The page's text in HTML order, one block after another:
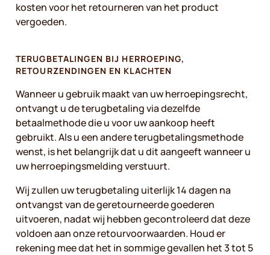
kosten voor het retourneren van het product
vergoeden.
TERUGBETALINGEN BIJ HERROEPING,
RETOURZENDINGEN EN KLACHTEN
Wanneer u gebruik maakt van uw herroepingsrecht,
ontvangt u de terugbetaling via dezelfde
betaalmethode die u voor uw aankoop heeft
gebruikt. Als u een andere terugbetalingsmethode
wenst, is het belangrijk dat u dit aangeeft wanneer u
uw herroepingsmelding verstuurt.
Wij zullen uw terugbetaling uiterlijk 14 dagen na
ontvangst van de geretourneerde goederen
uitvoeren, nadat wij hebben gecontroleerd dat deze
voldoen aan onze retourvoorwaarden. Houd er
rekening mee dat het in sommige gevallen het 3 tot 5